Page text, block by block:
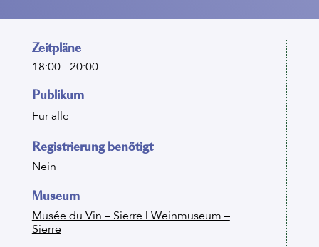
Zeitpläne
18:00 - 20:00
Publikum
Für alle
Registrierung benötigt
Nein
Museum
Musée du Vin – Sierre | Weinmuseum –
Sierre